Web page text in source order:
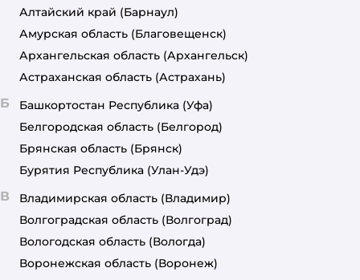
Алтайский край (Барнаул)
Амурская область (Благовещенск)
Архангельская область (Архангельск)
Астраханская область (Астрахань)
Б Башкортостан Республика (Уфа)
Белгородская область (Белгород)
Брянская область (Брянск)
Бурятия Республика (Улан-Удэ)
В Владимирская область (Владимир)
Волгоградская область (Волгоград)
Вологодская область (Вологда)
Воронежская область (Воронеж)